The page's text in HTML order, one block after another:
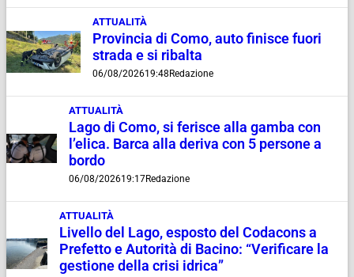
ATTUALITÀ
Provincia di Como, auto finisce fuori
strada e si ribalta
06/08/202619:48Redazione
ATTUALITÀ
Lago di Como, si ferisce alla gamba con
l’elica. Barca alla deriva con 5 persone a
bordo
06/08/202619:17Redazione
ATTUALITÀ
Livello del Lago, esposto del Codacons a
Prefetto e Autorità di Bacino: “Verificare la
gestione della crisi idrica”